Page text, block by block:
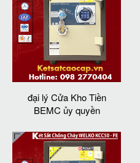
đại lý Cửa Kho Tiền
BEMC ủy quyền